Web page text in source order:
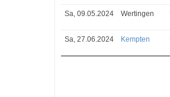
Sa, 09.05.2024 Wertingen
Sa, 27.06.2024 Kempten